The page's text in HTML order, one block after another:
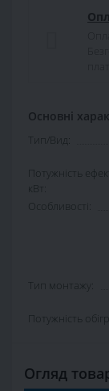
Основні
Тип/Вид:
Потужність
кВт:
Особливості:
Тип монтажу:
Потужність
Огляд